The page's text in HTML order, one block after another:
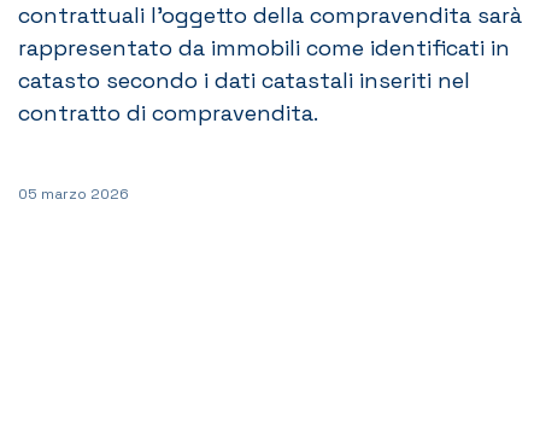
contrattuali l’oggetto della compravendita sarà
rappresentato da immobili come identificati in
catasto secondo i dati catastali inseriti nel
contratto di compravendita.
05 marzo 2026